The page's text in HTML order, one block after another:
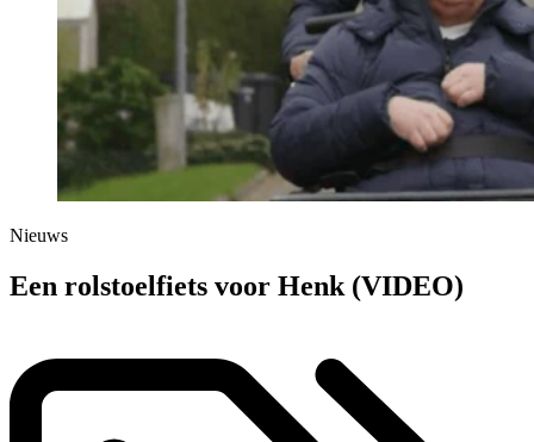
Nieuws
Een rolstoelfiets voor Henk (VIDEO)